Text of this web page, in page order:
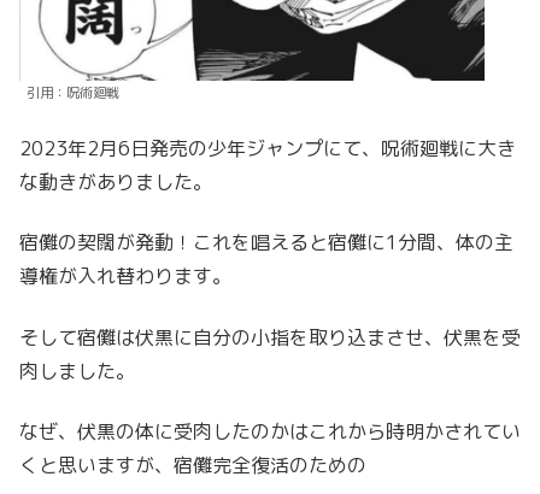
引用：呪術廻戦
2023年2月6日発売の少年ジャンプにて、呪術廻戦に大き
な動きがありました。
宿儺の契闊が発動！これを唱えると宿儺に1分間、体の主
導権が入れ替わります。
そして宿儺は伏黒に自分の小指を取り込まさせ、伏黒を受
肉しました。
なぜ、伏黒の体に受肉したのかはこれから時明かされてい
くと思いますが、宿儺完全復活のための